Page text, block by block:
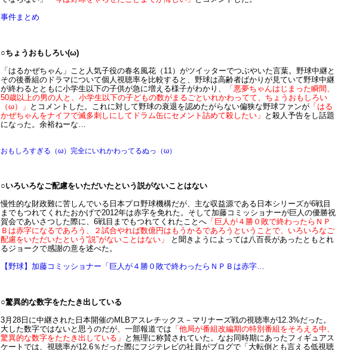
事件まとめ
○ちょうおもしろい(ω)
「はるかぜちゃん」こと人気子役の春名風花（11）がツイッターでつぶやいた言葉。野球中継と
その後番組のドラマについて個人視聴率を比較すると、野球は高齢者ばかりが見ていて野球中継
が終わるとともに小学生以下の子供が急に増える様子がわかり、
「悪夢ちゃんはじまった瞬間、
50歳以上の男の人と、小学生以下の子どもの数がまるごといれかわってて、ちょうおもしろい
（ω）」 とコメントした。これに対して野球の衰退を認めたがらない偏狭な野球ファンが 「はる
かぜちゃんをナイフで滅多刺しにしてドラム缶にセメント詰めて殺したい」 と殺人予告をし話題
になった。余裕ねーな…
おもしろすぎる（ω）完全にいれかわってるぬっ（ω）
○いろいろなご配慮をいただいたという説がないことはない
慢性的な財政難に苦しんでいる日本プロ野球機構だが、主な収益源である日本シリーズが6戦目
までもつれてくれたおかげで2012年は赤字を免れた。そして加藤コミッショナーが巨人の優勝祝
賀会であいさつした際に、6戦目までもつれてくれたことへ 「巨人が４勝０敗で終わったらＮＰ
Ｂは赤字になるであろう、２試合やれば数億円はもうかるであろうということで、いろいろなご
配慮をいただいたという“説”がないことはない」
と聞きようによっては八百長があったともとれ
るジョークで感謝の意を述べた。
【野球】加藤コミッショナー「巨人が４勝０敗で終わったらＮＰＢは赤字…
○驚異的な数字をたたき出している
3月28日に中継された日本開催のMLBアスレチックス－マリナーズ戦の視聴率が12.3%だった。
大した数字ではないと思うのだが、一部報道では 「他局が番組改編期の特別番組をそろえる中、
驚異的な数字をたたき出している」 と無理に称賛されていた。なお同時期にあったフィギュアス
ケートでは、視聴率が12.6％だった際にフジテレビの社員がブログで「大転倒とも言える低視聴